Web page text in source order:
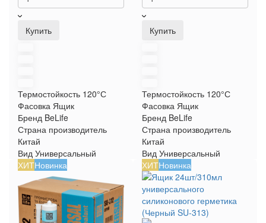
Купить
Термостойкость 120°С
Фасовка Ящик
Бренд BeLife
Страна производитель
Китай
Вид Универсальный
Купить
Термостойкость 120°С
Фасовка Ящик
Бренд BeLife
Страна производитель
Китай
Вид Универсальный
ХИТНовинка ХИТНовинка